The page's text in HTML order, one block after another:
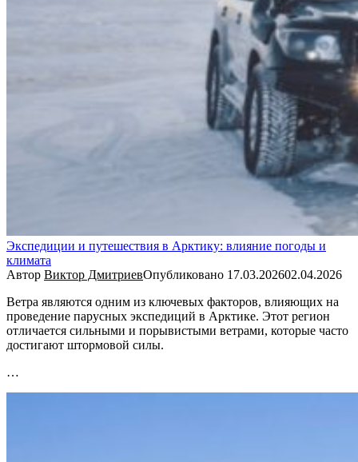
Экспедиции и путешествия в Арктику: влияние погоды и
климата
Автор Виктор ДмитриевОпубликовано 17.03.202602.04.2026
Ветра являются одним из ключевых факторов, влияющих на
проведение парусных экспедиций в Арктике. Этот регион
отличается сильными и порывистыми ветрами, которые часто
достигают штормовой силы.
…